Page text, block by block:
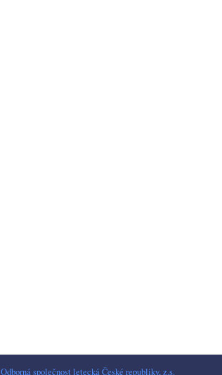
Odborná společnost letecká České republiky, z.s.